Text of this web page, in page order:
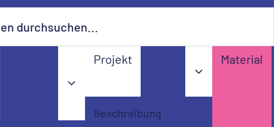
Projekt
Beschreibung
Material